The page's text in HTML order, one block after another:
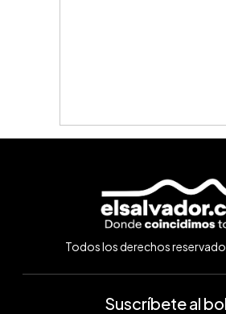
Todos los derechos
Suscríbete al